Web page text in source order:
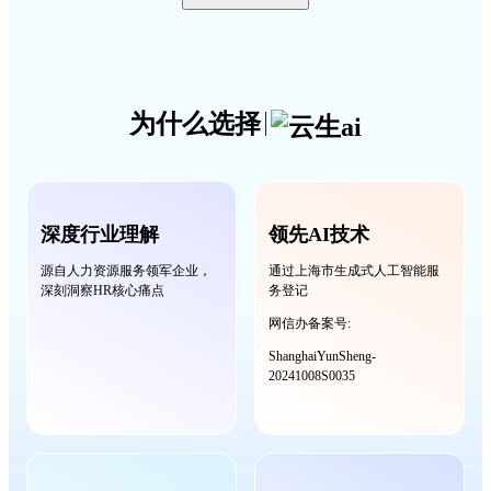
为什么选择
深度行业理解
源自人力资源服务领军企业，
深刻洞察HR核心痛点
领先AI技术
通过上海市生成式人工智能服
务登记
网信办备案号:
ShanghaiYunSheng-
20241008S0035